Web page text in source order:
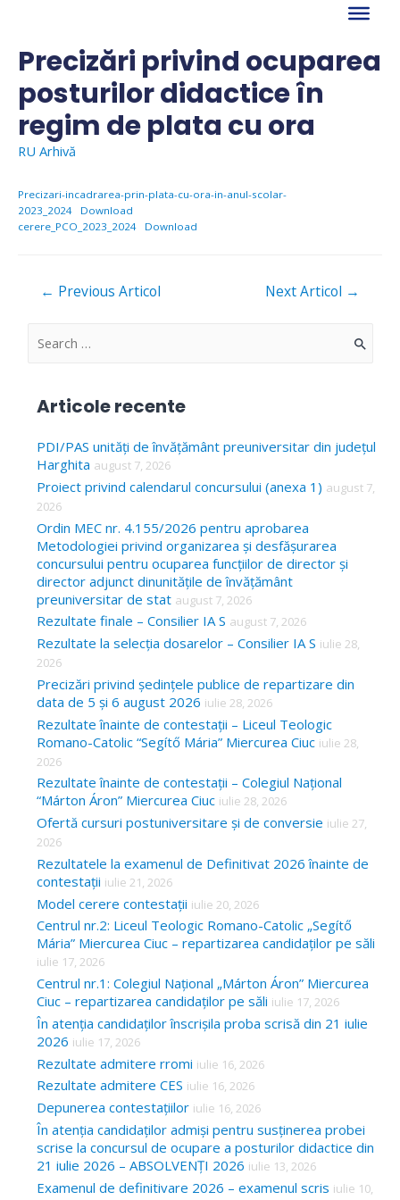
contentPrecizări privind ocuparea
posturilor didactice în
regim de plata cu ora
RU Arhivă
Precizari-incadrarea-prin-plata-cu-ora-in-anul-scolar-
2023_2024
Download
cerere_PCO_2023_2024
Download
Navigare
← Previous Articol Next Articol →
S
c
h
f
o
r
Articole recente
PDI/PAS unități de învățământ preuniversitar din județul
Harghita august 7, 2026
Proiect privind calendarul concursului (anexa 1) august 7,
2026
Ordin MEC nr. 4.155/2026 pentru aprobarea
Metodologiei privind organizarea și desfășurarea
concursului pentru ocuparea funcțiilor de director și
director adjunct dinunitățile de învățământ
preuniversitar de stat august 7, 2026
Rezultate finale – Consilier IA S august 7, 2026
Rezultate la selecția dosarelor – Consilier IA S iulie 28,
2026
Precizări privind ședințele publice de repartizare din
data de 5 și 6 august 2026 iulie 28, 2026
Rezultate înainte de contestații – Liceul Teologic
Romano-Catolic “Segítő Mária” Miercurea Ciuc iulie 28,
2026
Rezultate înainte de contestații – Colegiul Național
“Márton Áron” Miercurea Ciuc iulie 28, 2026
Ofertă cursuri postuniversitare și de conversie iulie 27,
2026
Rezultatele la examenul de Definitivat 2026 înainte de
contestații iulie 21, 2026
Model cerere contestații iulie 20, 2026
Centrul nr.2: Liceul Teologic Romano-Catolic „Segítő
Mária” Miercurea Ciuc – repartizarea candidaților pe săli
iulie 17, 2026
Centrul nr.1: Colegiul Național „Márton Áron” Miercurea
Ciuc – repartizarea candidaților pe săli iulie 17, 2026
În atenția candidaților înscrișila proba scrisă din 21 iulie
2026 iulie 17, 2026
Rezultate admitere rromi iulie 16, 2026
Rezultate admitere CES iulie 16, 2026
Depunerea contestațiilor iulie 16, 2026
În atenția candidaților admiși pentru susținerea probei
scrise la concursul de ocupare a posturilor didactice din
21 iulie 2026 – ABSOLVENȚI 2026 iulie 13, 2026
Examenul de definitivare 2026 – examenul scris iulie 10,